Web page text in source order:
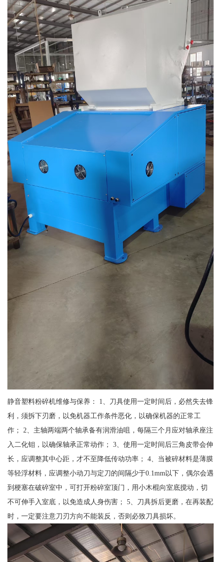
静音塑料粉碎机维修与保养： 1、刀具使用一定时间后，必然失去锋
利，须拆下刃磨，以免机器工作条件恶化，以确保机器的正常工
作； 2、主轴两端两个轴承备有润滑油咀，每隔三个月应对轴承座注
入二化钼，以确保轴承正常动作； 3、使用一定时间后三角皮带会伸
长，应调整其中心距，才不至降低传动功率； 4、当被碎材料是薄膜
等轻浮材料，应调整小动刀与定刀的间隔少于0.1mm以下，偶尔会遇
到梗塞在破碎室中，可打开粉碎室顶门，用小木棍向室底搅动，切
不可伸手入室底，以免造成人身伤害； 5、刀具拆后更磨，在再装配
时，一定要注意刀刃方向不能装反，否则必致刀具损坏。